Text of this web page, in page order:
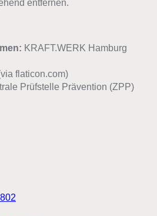
entfernen.
KRAFT.WERK Hamburg
flaticon.com)
Prüfstelle Prävention (ZPP)